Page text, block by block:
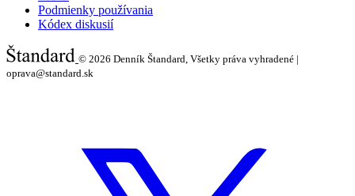
Podmienky používania
Kódex diskusií
© 2026 Denník Štandard, Všetky práva vyhradené |
oprava@standard.sk